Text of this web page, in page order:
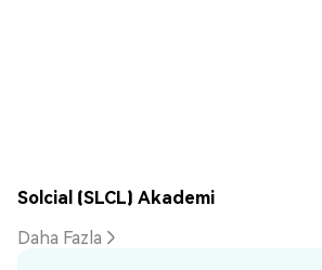
Solcial (SLCL) Akademi
Daha Fazla